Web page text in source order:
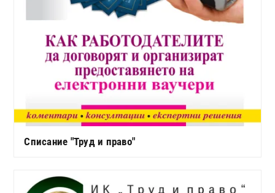
Списание "Труд и право"